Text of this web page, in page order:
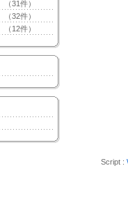
（31件）
（32件）
（12件）
Script :